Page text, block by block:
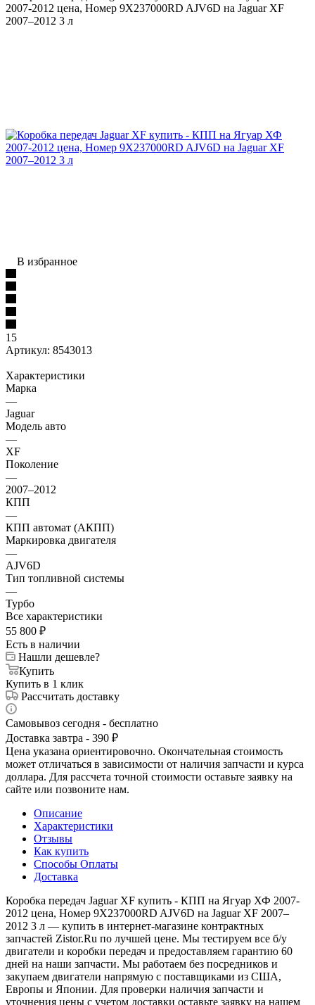
2007-2012 цена, Номер 9X237000RD AJV6D на Jaguar XF
2007–2012 3 л
В избранное
15
Артикул: 8543013
Характеристики
Марка
—
Jaguar
Модель авто
—
XF
Поколение
—
2007–2012
КПП
—
КПП автомат (АКПП)
Маркировка двигателя
—
AJV6D
Тип топливной системы
—
Турбо
Все характеристики
55 800 ₽
Есть в наличии
Нашли дешевле?
Купить
Купить в 1 клик
Рассчитать доставку
Самовывоз сегодня - бесплатно
Доставка завтра - 390 ₽
Цена указана ориентировочно. Окончательная стоимость
может отличаться в зависимости от наличия запчасти и курса
доллара. Для рассчета точной стоимости оставьте заявку на
сайте или позвоните нам.
Описание
Характеристики
Отзывы
Как купить
Способы Оплаты
Доставка
Коробка передач Jaguar XF купить - КПП на Ягуар ХФ 2007-
2012 цена, Номер 9X237000RD AJV6D на Jaguar XF 2007–
2012 3 л — купить в интернет-магазине контрактных
запчастей Zistor.Ru по лучшей цене. Мы тестируем все б/у
двигатели и коробки передач и предоставляем гарантию 60
дней на наши запчасти. Мы работаем без посредников и
закупаем двигатели напрямую с поставщиками из США,
Европы и Японии. Для проверки наличия запчасти и
уточнения цены с учетом доставки оставьте заявку на нашем